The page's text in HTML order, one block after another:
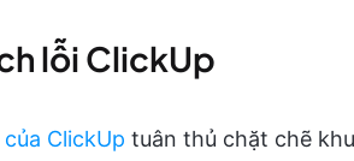
lỗi ClickUp
ClickUp tuân thủ chặt chẽ